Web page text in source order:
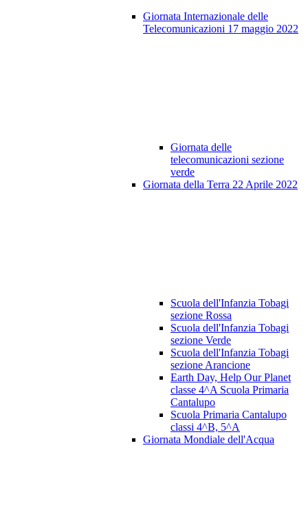
Giornata Internazionale delle
Telecomunicazioni 17 maggio 2022
Giornata delle
telecomunicazioni sezione
verde
Giornata della Terra 22 Aprile 2022
Scuola dell'Infanzia Tobagi
sezione Rossa
Scuola dell'Infanzia Tobagi
sezione Verde
Scuola dell'Infanzia Tobagi
sezione Arancione
Earth Day, Help Our Planet
classe 4^A Scuola Primaria
Cantalupo
Scuola Primaria Cantalupo
classi 4^B, 5^A
Giornata Mondiale dell'Acqua